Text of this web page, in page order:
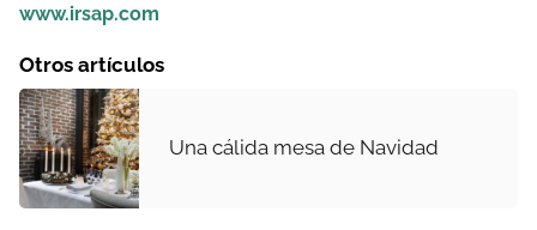
www.irsap.com
Otros artículos
Una cálida mesa de Navidad